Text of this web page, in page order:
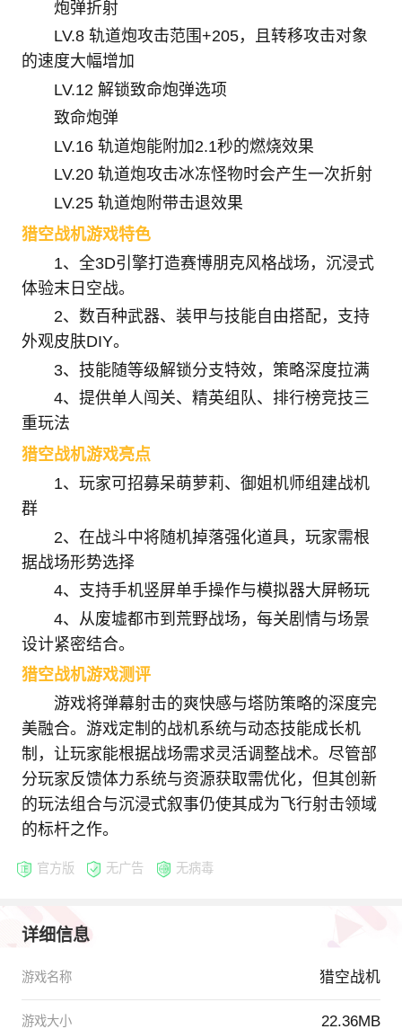
炮弹折射
LV.8 轨道炮攻击范围+205，且转移攻击对象
的速度大幅增加
LV.12 解锁致命炮弹选项
致命炮弹
LV.16 轨道炮能附加2.1秒的燃烧效果
LV.20 轨道炮攻击冰冻怪物时会产生一次折射
LV.25 轨道炮附带击退效果
猎空战机游戏特色
1、全3D引擎打造赛博朋克风格战场，沉浸式
体验末日空战。
2、数百种武器、装甲与技能自由搭配，支持
外观皮肤DIY。
3、技能随等级解锁分支特效，策略深度拉满
4、提供单人闯关、精英组队、排行榜竞技三
重玩法
猎空战机游戏亮点
1、玩家可招募呆萌萝莉、御姐机师组建战机
群
2、在战斗中将随机掉落强化道具，玩家需根
据战场形势选择
4、支持手机竖屏单手操作与模拟器大屏畅玩
4、从废墟都市到荒野战场，每关剧情与场景
设计紧密结合。
猎空战机游戏测评
游戏将弹幕射击的爽快感与塔防策略的深度完
美融合。游戏定制的战机系统与动态技能成长机
制，让玩家能根据战场需求灵活调整战术。尽管部
分玩家反馈体力系统与资源获取需优化，但其创新
的玩法组合与沉浸式叙事仍使其成为飞行射击领域
的标杆之作。
官方版 无广告 无病毒
详细信息
游戏名称 猎空战机
游戏大小 22.36MB